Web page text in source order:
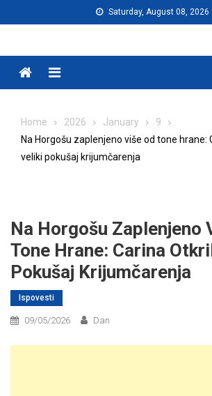
to
Saturday, August 08, 2026
Menu
Home 2026 January
9
Na Horgošu zaplenjeno više od tone hrane:
veliki pokušaj krijumčarenja
Na Horgošu Zaplenjeno
Tone Hrane: Carina
Pokušaj Krijumčarenja
Ispovesti
09/05/2026 Dan